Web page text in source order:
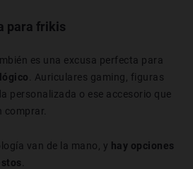
para frikis
es una excusa perfecta para
. Auriculares gaming, figuras
personalizada o ese accesorio que
comprar.
van de la mano, y hay opciones
.